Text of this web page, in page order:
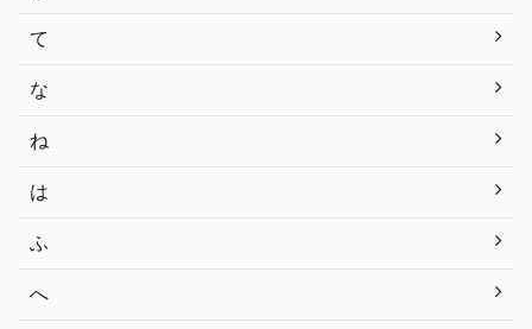
て
な
ね
は
ふ
へ